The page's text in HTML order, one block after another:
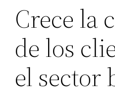
Crece la
de los
el sector